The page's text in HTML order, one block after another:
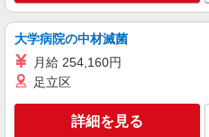
派遣社員
株式会社kotrio /●KM-H-1907667
宇土市*デイ
につけて長く働
時給1450円
通費全支給(ガ
宇土市 【最
大学病院の中材滅菌
月給 254,160円
足立区
詳細を見る